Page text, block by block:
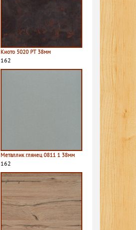
Киото 5020 PT 38мм
162
Металлик глянец 0811 1 38мм
162